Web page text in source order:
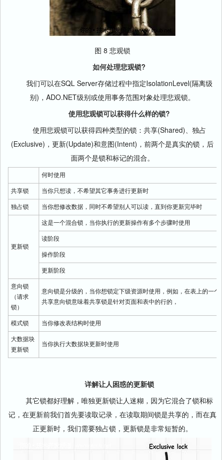
图 8 悲观锁
如何处理悲观锁?
我们可以在SQL Server存储过程中指定IsolationLevel(隔离级
别)，ADO.NET级别或使用事务范围对象处理悲观锁。
使用悲观锁可以获得什么样的锁?
使用悲观锁可以获得四种类型的锁：共享(Shared)、独占
(Exclusive)，更新(Update)和意图(Intent)，前两个是真实的锁，后
面两个是锁和标记的混合。
何时使用
共享锁 当你只想读，不希望其它事务进行更新时
独占锁 当你想修改数据，同时不希望别人可以读，直到你更新完毕时
更新锁
这是一个混合锁，当你执行的更新操作有多个步骤时使用
读阶段
操作阶段
更新阶段
意向锁
（请求
锁）
意向锁是分级的，当你想锁定下级资源时使用，例如，在表上的一个
共享意向锁意味着共享锁是针对页面和表中的行的，
模式锁 当你修改表结构时使用
大数据块
更新锁
当你执行大数据块更新时使用
详解让人困惑的更新锁
其它锁都好理解，唯独更新锁让人迷糊，因为它混合了锁和标
记，在更新前我们首先要读取记录，在读取期间锁是共享的，而在真
正更新时，我们需要独占锁，更新锁是非常短暂的。